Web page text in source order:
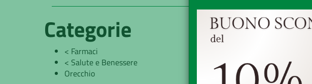
Categorie
< Farmaci
< Salute e Benessere
Orecchio
1 - 2 di 2